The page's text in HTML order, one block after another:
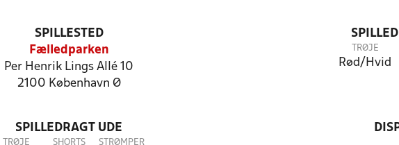
SPILLESTED
Fælledparken
Per Henrik Lings Allé 10
2100 København Ø
TRØJE
Rød/Hvid
SPILLEDRAGT UDE
TRØJE SHORTS STRØMPER